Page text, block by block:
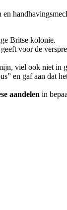
Britse kolonie.
voor de
viel ook niet in
en gaf aan dat
aandelen in